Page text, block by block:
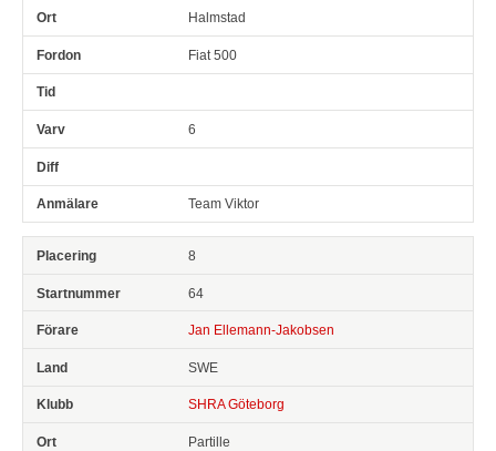
Halmstad
Fiat 500
6
Team Viktor
8
64
Jan Ellemann-Jakobsen
SWE
SHRA Göteborg
Partille